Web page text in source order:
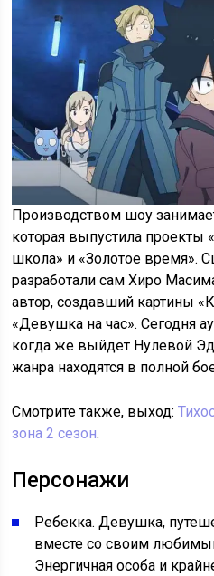
Производством шоу
которая выпустила проекты
школа» и «Золотое время».
разработали сам Хиро
автор, создавший картины
«Девушка на час». Сегодня
когда же выйдет Нулевой
жанра находятся в полной
Смотрите также, выход:
зона 2 сезон.
Персонажи
Ребекка. Девушка,
вместе со своим
Энергичная особа и